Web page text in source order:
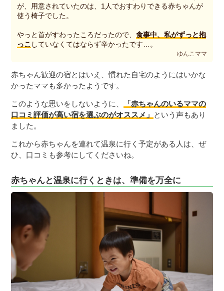
が、用意されていたのは、1人でおすわりできる赤ちゃんが
使う椅子でした。
やっと首がすわったころだったので、食事中、私がずっと抱
っこ していなくてはならず辛かったです…。
ゆんこママ
赤ちゃん歓迎の宿とはいえ、慣れた自宅のようにはいかな
かったママも多かったようです。
このような思いをしないように、
「赤ちゃんのいるママの
口コミ評価が高い宿を選ぶのがオススメ」 という声もあり
ました。
これから赤ちゃんを連れて温泉に行く予定がある人は、ぜ
ひ、口コミも参考にしてくださいね。
赤ちゃんと温泉に行くときは、準備を万全に